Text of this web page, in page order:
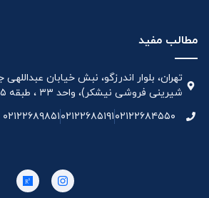
مطالب مفید
شیرینی فروشی نیشکر)، واحد ۳۳ ، طبقه ۵
۰۲۱۲۲۶۸۴۵۵۰۰۲۱۲۲۶۸۵۱۹۱۰۲۱۲۲۶۸۹۸۵۱